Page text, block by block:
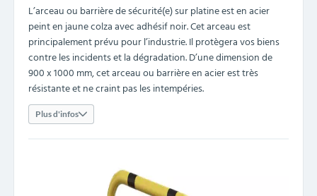
L’arceau ou barrière de sécurité(e) sur platine est en acier
peint en jaune colza avec adhésif noir. Cet arceau est
principalement prévu pour l’industrie. Il protègera vos biens
contre les incidents et la dégradation. D’une dimension de
900 x 1000 mm, cet arceau ou barrière en acier est très
résistante et ne craint pas les intempéries.
Plus d'infos